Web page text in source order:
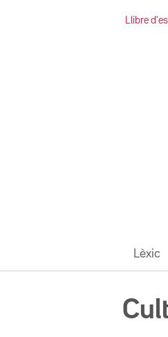
Llibre
Lèxic